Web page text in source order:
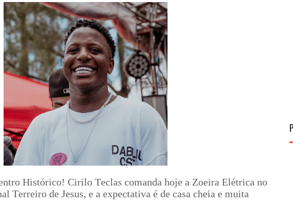
Histórico! Cirilo Teclas comanda hoje a Zoeira Elétrica no
Terreiro de Jesus, e a expectativa é de casa cheia e muita